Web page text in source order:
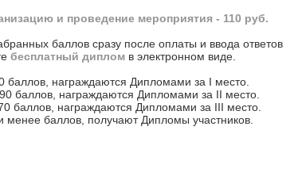
и проведение мероприятия - 110 руб.
баллов сразу после оплаты и ввода ответов
бесплатный диплом в электронном виде.
баллов, награждаются Дипломами за I место.
баллов, награждаются Дипломами за II место.
баллов, награждаются Дипломами за III место.
менее баллов, получают Дипломы участников.